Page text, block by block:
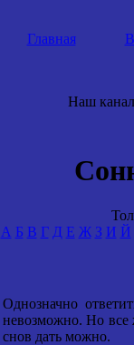
Главная
Наш
А Б В Г Д Е Ж З И Й
Однозначно
невозможно. Но все
снов дать можно.